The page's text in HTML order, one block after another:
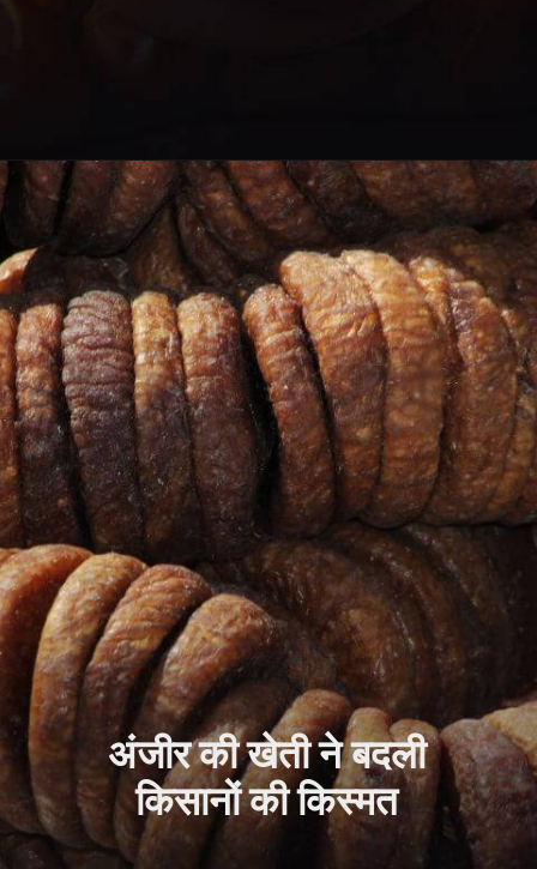
अंजीर की खेती ने बदली
किसानों की किस्मत